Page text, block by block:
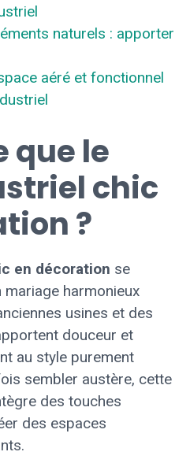
naturels : apporter
aéré et fonctionnel
que le
chic
?
en décoration se
harmonieux
usines et des
douceur et
au style purement
sembler austère, cette
des touches
des espaces